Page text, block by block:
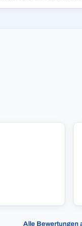
Alle Bewertungen